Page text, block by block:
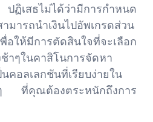
ปฏิเสธไม่ได้ว่ามีการกำหนด
มารถนำเงินไปอัพเกรดส่วน
ให้มีการตัดสินใจที่จะเลือก
าๆในคาสิโนการจัดหา
คอลเลกชันที่เรียบง่ายใน
ที่คุณต้องตระหนักถึงการ